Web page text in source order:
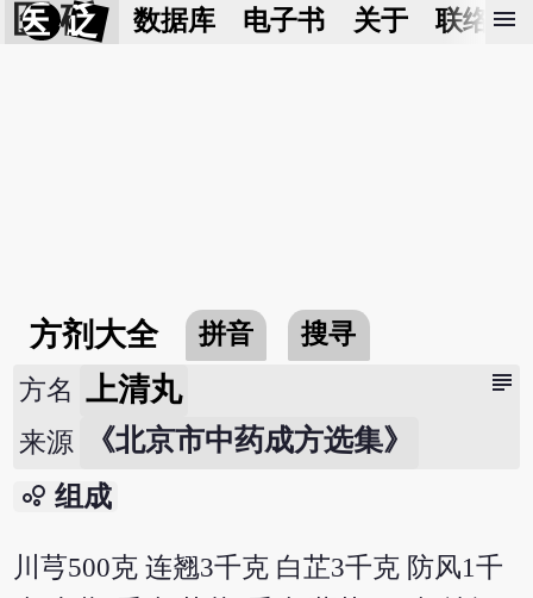
医 砭 数据库 电子书 关于 联络我
menu
方剂大全 拼音 搜寻
subject
方名 上清丸
来源 《北京市中药成方选集》
bubble_chart 组成
川芎500克 连翘3千克 白芷3千克 防风1千